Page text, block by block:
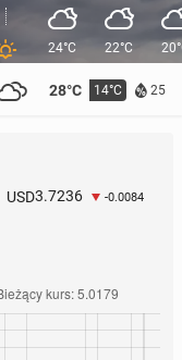
28°C 14°C 25
24°C 22°C
USD3.7236 -0.0084